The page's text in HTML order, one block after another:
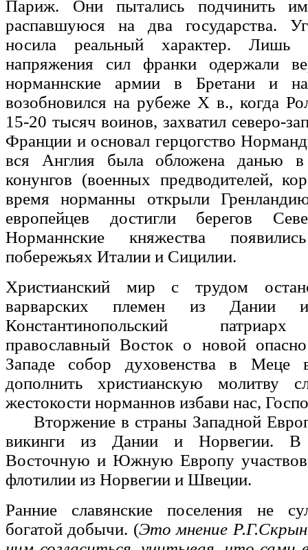
Париж. Они пытались подчинить
распавшуюся на два государства.
носила реальный характер. Лишь
напряжения сил франки одержали
норманнские армии в Бретани и
возобновился на рубеже X в., когда
15-20 тысяч воинов, захватил северо-
Франции и основал герцогство
вся Англия была обложена данью в
конунгов (военных предводителей,
время норманны открыли
европейцев достигли берегов
Норманнские княжества
побережьях Италии и Сицилии.
Христианский мир с трудом
варварских племен из Дании и
Константинопольский
православный Восток о новой
Западе собор духовенства в
дополнить христианскую молитву
жестокости норманнов избави нас,
Вторжение в страны Западной
викинги из Дании и Норвегии. В
Восточную и Южную Европу
флотилии из Норвегии и Швеции.
Ранние славянские поселения не
богатой добычи. (Это мнение